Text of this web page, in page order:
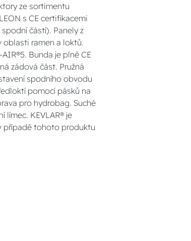
ze sortimentu
s CE certifikacemi
částí). Panely z
oblasti ramen a loktů.
Bunda je plně CE
zádová část. Pružná
spodního obvodu
pomocí pásků na
pro hydrobag. Suché
KEVLAR® je
případě tohoto produktu